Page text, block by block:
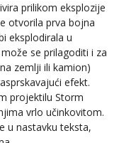
prilikom eksplozije
otvorila prva bojna
eksplodirala u
se prilagoditi i za
zemlji ili kamion)
efekt.
projektilu Storm
vrlo učinkovitom.
u nastavku teksta,